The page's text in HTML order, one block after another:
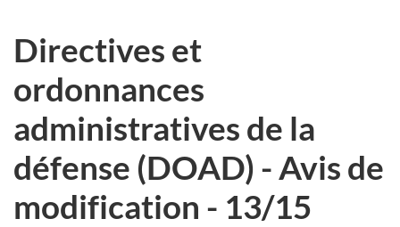
Directives et
ordonnances
administratives de la
défense (DOAD) - Avis de
modification - 13/15